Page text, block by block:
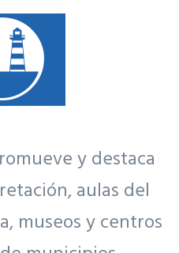
y destaca
aulas del
museos y centros